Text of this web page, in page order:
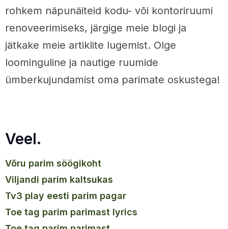
rohkem näpunäiteid kodu- või kontoriruumi
renoveerimiseks, järgige meie blogi ja
jätkake meie artiklite lugemist. Olge
loominguline ja nautige ruumide
ümberkujundamist oma parimate oskustega!
Veel.
võru parim söögikoht
viljandi parim kaltsukas
tv3 play eesti parim pagar
toe tag parim parimast lyrics